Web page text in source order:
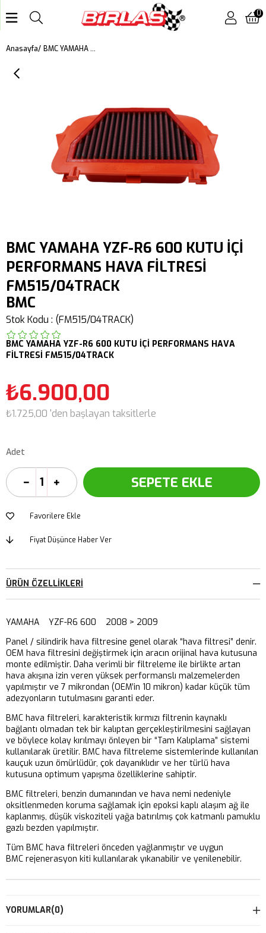
0
Anasayfa BMC YAMAHA YZF-R6 600 KUTU İÇİ PERFORMANS HAVA FİLTRESİ FM515/04TRACK
BMC YAMAHA YZF-R6 600 KUTU İÇİ
PERFORMANS HAVA FİLTRESİ
FM515/04TRACK
BMC
Stok Kodu (FM515/04TRACK)
BMC YAMAHA YZF-R6 600 KUTU İÇİ PERFORMANS HAVA
FİLTRESİ FM515/04TRACK
₺6.900,00
₺1.725,00 'den başlayan taksitlerle
Adet
Favorilere Ekle
Fiyat Düşünce Haber Ver
ÜRÜN ÖZELLIKLERI
YAMAHA YZF-R6 600 2008 > 2009
Panel / silindirik hava filtresine genel olarak “hava filtresi” denir.
OEM hava filtresini değiştirmek için aracın orijinal hava kutusuna
monte edilmiştir. Daha verimli bir filtreleme ile birlikte artan
hava akışına izin veren yüksek performanslı malzemelerden
yapılmıştır ve 7 mikrondan (OEM’in 10 mikron) kadar küçük tüm
adezyonların tutulmasını garanti eder.
BMC hava filtreleri, karakteristik kırmızı filtrenin kaynaklı
bağlantı olmadan tek bir kalıptan gerçekleştirilmesini sağlayan
ve böylece kolay kırılmayı önleyen bir “Tam Kalıplama” sistemi
kullanılarak üretilir. BMC hava filtreleme sistemlerinde kullanılan
kauçuk uzun ömürlüdür, çok dayanıklıdır ve her türlü hava
kutusuna optimum yapışma özelliklerine sahiptir.
BMC filtreleri, benzin dumanından ve hava nemi nedeniyle
oksitlenmeden koruma sağlamak için epoksi kaplı alaşım ağ ile
kaplanmış, düşük viskoziteli yağa batırılmış çok katmanlı pamuklu
gazlı bezden yapılmıştır.
Tüm BMC hava filtreleri önceden yağlanmıştır ve uygun
BMC rejenerasyon kiti kullanılarak yıkanabilir ve yenilenebilir.
YORUMLAR(0)